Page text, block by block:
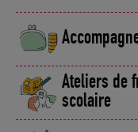
Ateliers de
scolaire